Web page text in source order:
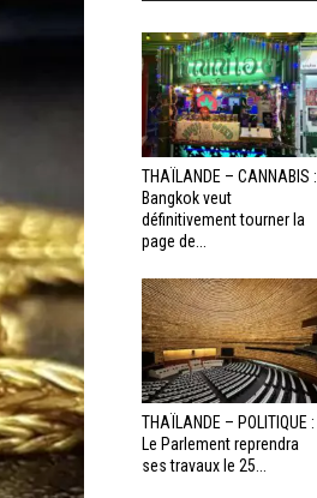
THAÏLANDE – CANNABIS :
Bangkok veut
définitivement tourner la
page de...
THAÏLANDE – POLITIQUE :
Le Parlement reprendra
ses travaux le 25...